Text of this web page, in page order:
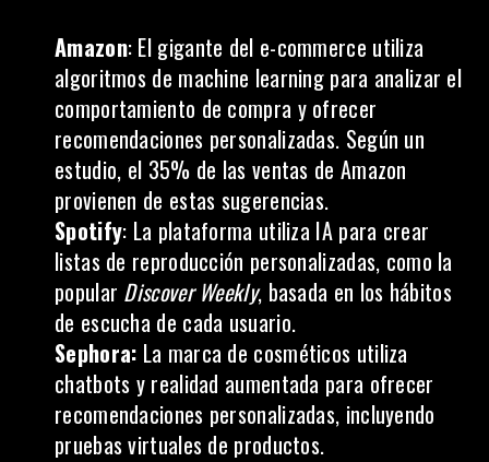
Amazon: El gigante del e-commerce utiliza
algoritmos de machine learning para analizar el
comportamiento de compra y ofrecer
recomendaciones personalizadas. Según un
estudio, el 35% de las ventas de Amazon
provienen de estas sugerencias.
Spotify: La plataforma utiliza IA para crear
listas de reproducción personalizadas, como la
popular Discover Weekly, basada en los hábitos
de escucha de cada usuario.
Sephora: La marca de cosméticos utiliza
chatbots y realidad aumentada para ofrecer
recomendaciones personalizadas, incluyendo
pruebas virtuales de productos.